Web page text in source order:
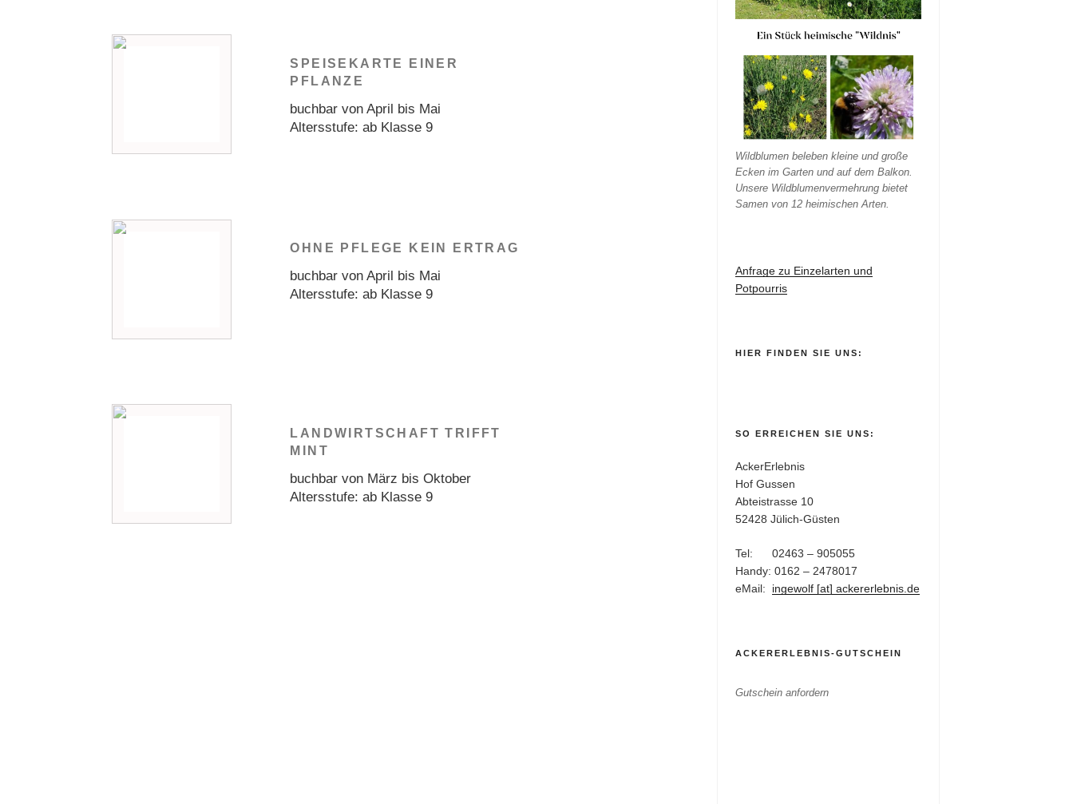
SPEISEKARTE EINER
PFLANZE
buchbar von April bis Mai
Altersstufe: ab Klasse 9
OHNE PFLEGE KEIN ERTRAG
buchbar von April bis Mai
Altersstufe: ab Klasse 9
LANDWIRTSCHAFT TRIFFT
MINT
buchbar von März bis Oktober
Altersstufe: ab Klasse 9
Wildblumen beleben kleine und große
Ecken im Garten und auf dem Balkon.
Unsere Wildblumenvermehrung bietet
Samen von 12 heimischen Arten.
Anfrage zu Einzelarten und
Potpourris
HIER FINDEN SIE UNS:
SO ERREICHEN SIE UNS:
AckerErlebnis
Hof Gussen
Abteistrasse 10
52428 Jülich-Güsten
Tel: 02463 – 905055
Handy: 0162 – 2478017
eMail: ingewolf [at] ackererlebnis.de
ACKERERLEBNIS-GUTSCHEIN
Gutschein anfordern